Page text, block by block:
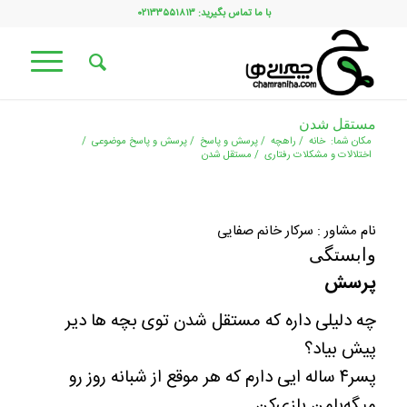
با ما تماس بگیرید: ۰۲۱۳۳۵۵۱۸۱۳
مستقل شدن
مکان شما: خانه / راهچه /پرسش و پاسخ /پرسش و پاسخ موضوعی /
اختلالات و مشکلات رفتاری / مستقل شدن
نام مشاور : سرکار خانم صفایی
وابستگی
پرسش
چه دلیلی داره که مستقل شدن توی بچه ها دیر
پیش بیاد؟
پسر‌۴ ساله ایی دارم که هر موقع از شبانه روز رو